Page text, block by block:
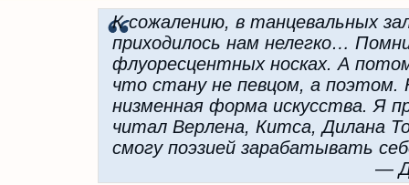
К сожалению, в танцевальных
приходилось нам нелегко…
флуоресцентных носках. А
что стану не певцом, а поэтом.
низменная форма искусства. Я
читал Верлена, Китса, Дилана
смогу поэзией зарабатывать
—